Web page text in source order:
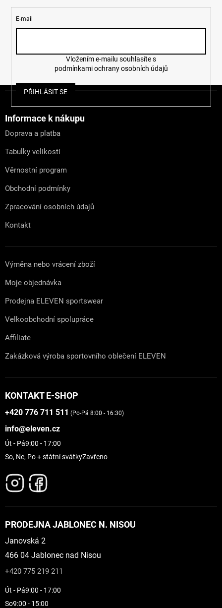
p
u
E-mail
podmínkami ochrany osobních údajů
PŘIHLÁSIT SE
Informace k nákupu
Doprava a platba
Tabulky velikostí
Věrnostní program
Obchodní podmínky
Zpracování osobních údajů
Kontakt
Výměna nebo vrácení zboží
Moje objednávka
Prodejna ELEVEN sportswear
Velkoobchodní spolupráce
Affiliate
Zakázková výroba sportovního oblečení ELEVEN
KONTAKT E-SHOP
+420 776 711 511 (Po-Pá 8:00 - 16:30)
info@eleven.cz
Út - Pá9:00 - 17:00
So, Ne, Po + státní svátkyZavřeno
PRODEJNA JABLONEC N. NISOU
Janovská 2
466 04 Jablonec nad Nisou
+420 775 219 211
Út - Pá9:00 - 17:00
So9:00 - 15:00